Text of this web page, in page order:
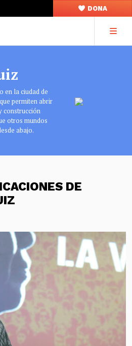
DONA
en la ciudad de
permiten abrir
construcción
otros mundos
abajo.
DE